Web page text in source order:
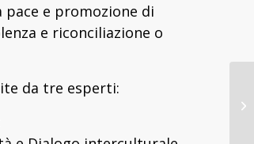
e promozione di
e riconciliazione o
da tre esperti: